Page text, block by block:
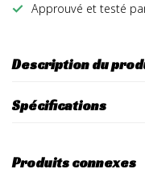
Approuvé et testé
Description du
Spécifications
Produits connexes